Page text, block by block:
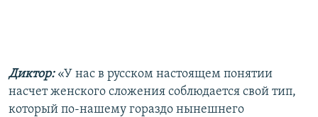
Диктор: «У нас в русском настоящем понятии
насчет женского сложения соблюдается свой тип,
который по-нашему гораздо нынешнего